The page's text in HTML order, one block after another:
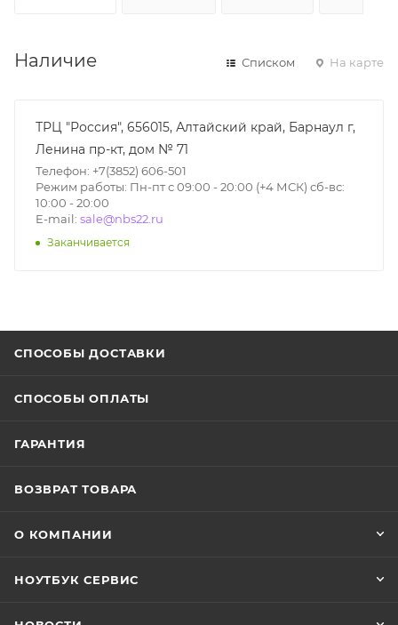
Наличие Списком На карте
ТРЦ "Россия", 656015, Алтайский край, Барнаул г,
Ленина пр-кт, дом № 71
Телефон: +7(3852) 606-501
Режим работы: Пн-пт с 09:00 - 20:00 (+4 МСК) сб-вс:
10:00 - 20:00
E-mail: sale@nbs22.ru
Заканчивается
СПОСОБЫ ДОСТАВКИ
СПОСОБЫ ОПЛАТЫ
ГАРАНТИЯ
ВОЗВРАТ ТОВАРА
О КОМПАНИИ
НОУТБУК СЕРВИС